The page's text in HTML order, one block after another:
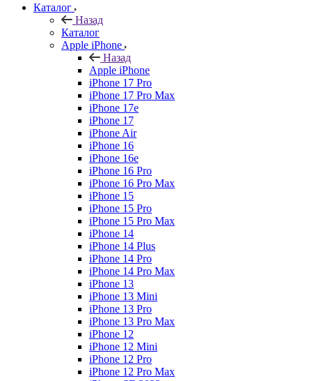
Каталог
Назад
Каталог
Apple iPhone
Назад
Apple iPhone
iPhone 17 Pro
iPhone 17 Pro Max
iPhone 17e
iPhone 17
iPhone Air
iPhone 16
iPhone 16e
iPhone 16 Pro
iPhone 16 Pro Max
iPhone 15
iPhone 15 Pro
iPhone 15 Pro Max
iPhone 14
iPhone 14 Plus
iPhone 14 Pro
iPhone 14 Pro Max
iPhone 13
iPhone 13 Mini
iPhone 13 Pro
iPhone 13 Pro Max
iPhone 12
iPhone 12 Mini
iPhone 12 Pro
iPhone 12 Pro Max